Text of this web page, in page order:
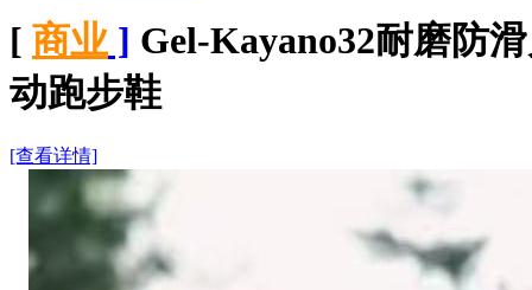
[ 商业 ] Gel-Kayano32耐磨防
动跑步鞋
[查看详情]